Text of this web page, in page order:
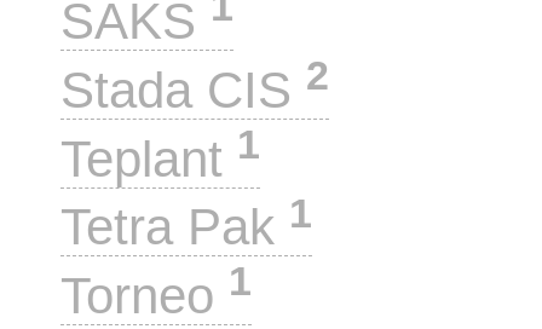
SAKS
Stada CIS 2
Teplant 1
Tetra Pak 1
Torneo 1